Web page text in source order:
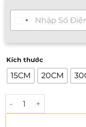
v
n
h
a
h
2
4
Kích thước
15CM 20CM
Nấm Che Hút Đáy Hồ